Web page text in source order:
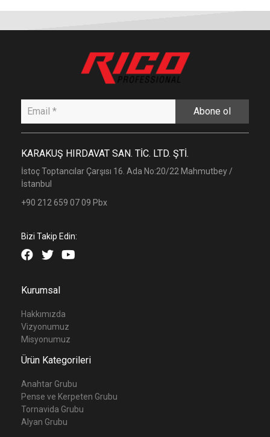
Abone ol
KARAKUŞ HIRDAVAT SAN. TİC. LTD. ŞTİ.
İstoç Toptancılar Çarşısı 16. Ada No:20/22 Mahmutbey /
İstanbul
+90 212 659 07 09 Pbx
Bizi Takip Edin:
Kurumsal
Hakkımızda
Vizyonumuz
Misyonumuz
Ürün Kategorileri
Anahtar Grubu
Pense ve Kerpeten Grubu
Tornavida Grubu
Alyan Grubu